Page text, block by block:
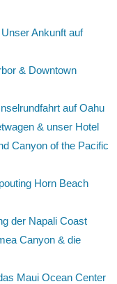
Ankunft auf
& Downtown
auf Oahu
& unser Hotel
Canyon of the Pacific
Horn Beach
der Napali Coast
Canyon & die
Maui Ocean Center